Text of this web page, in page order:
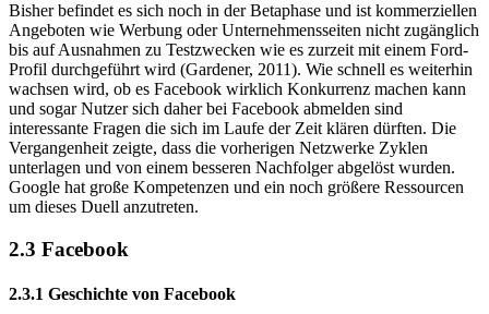
Bisher befindet es sich noch in der Betaphase und ist kommerziellen
Angeboten wie Werbung oder Unternehmensseiten nicht zugänglich
bis auf Ausnahmen zu Testzwecken wie es zurzeit mit einem Ford-
Profil durchgeführt wird (Gardener, 2011). Wie schnell es weiterhin
wachsen wird, ob es Facebook wirklich Konkurrenz machen kann
und sogar Nutzer sich daher bei Facebook abmelden sind
interessante Fragen die sich im Laufe der Zeit klären dürften. Die
Vergangenheit zeigte, dass die vorherigen Netzwerke Zyklen
unterlagen und von einem besseren Nachfolger abgelöst wurden.
Google hat große Kompetenzen und ein noch größere Ressourcen
um dieses Duell anzutreten.
2.3 Facebook
2.3.1 Geschichte von Facebook